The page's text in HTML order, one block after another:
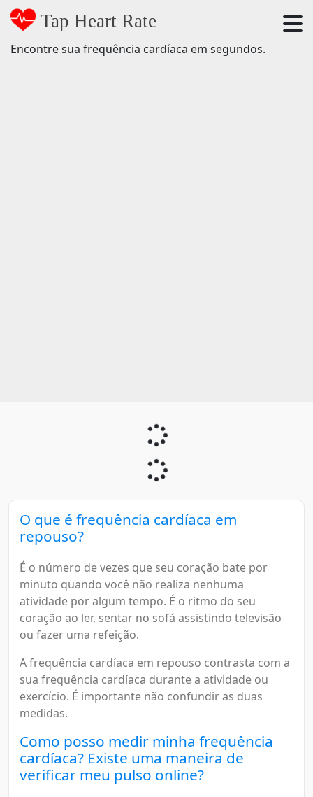
Tap Heart Rate
Encontre sua frequência cardíaca em segundos.
O que é frequência cardíaca em
repouso?
É o número de vezes que seu coração bate por
minuto quando você não realiza nenhuma
atividade por algum tempo. É o ritmo do seu
coração ao ler, sentar no sofá assistindo televisão
ou fazer uma refeição.
A frequência cardíaca em repouso contrasta com a
sua frequência cardíaca durante a atividade ou
exercício. É importante não confundir as duas
medidas.
Como posso medir minha frequência
cardíaca? Existe uma maneira de
verificar meu pulso online?